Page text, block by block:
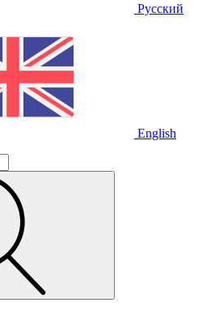
Русский
English